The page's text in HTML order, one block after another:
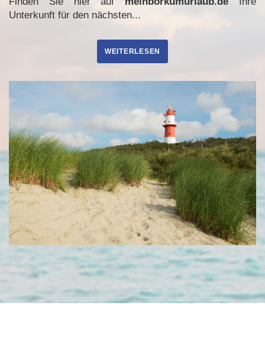
Unterkunft für den nächsten...
WEITERLESEN